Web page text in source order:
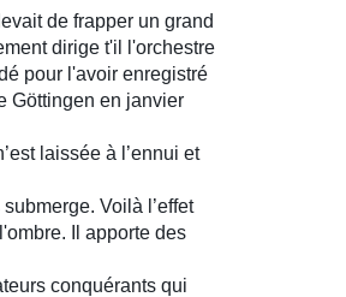
de frapper un grand
dirige t'il l'orchestre
pour l'avoir enregistré
Göttingen en janvier
laissée à l’ennui et
Voilà l’effet
Il apporte des
conquérants qui